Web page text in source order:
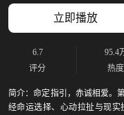
立即播放
6.7
评分
95.4
热度
简介：命定指引，赤诚相爱。
经命运选择、心动拉扯与现